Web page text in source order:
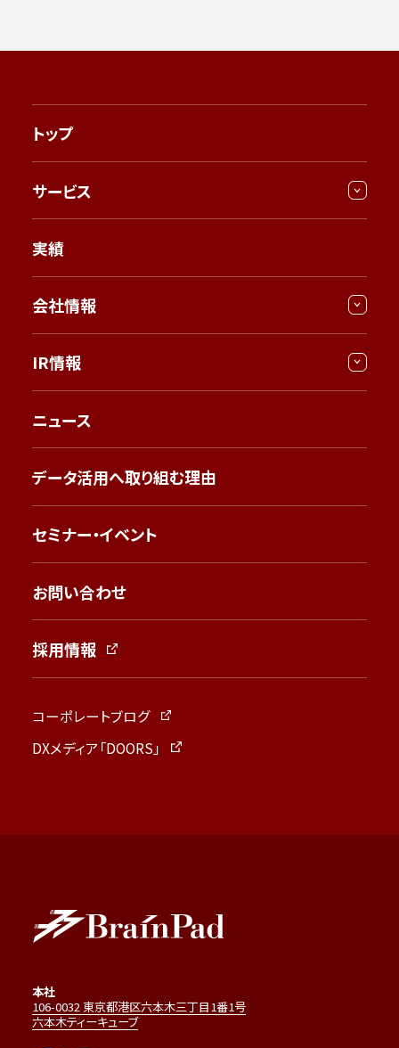
トップ
サービス
実績
会社情報
IR情報
ニュース
データ活用へ取り組む理由
セミナー・イベント
お問い合わせ
採用情報
コーポレートブログ
DXメディア「DOORS」
本社
106-0032 東京都港区六本木三丁目1番1号
六本木ティーキューブ